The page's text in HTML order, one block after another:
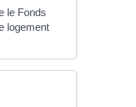
le Fonds
logement